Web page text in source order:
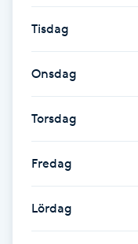
Hudvård
Hyaluronsyra
Hyperhidros
Hypnos
Hårborttagning
Tisdag
Onsdag
Torsdag
Fredag
Lördag